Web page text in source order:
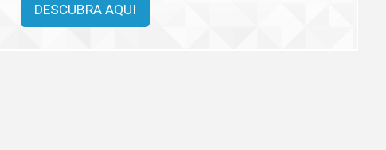
DESCUBRA AQUI